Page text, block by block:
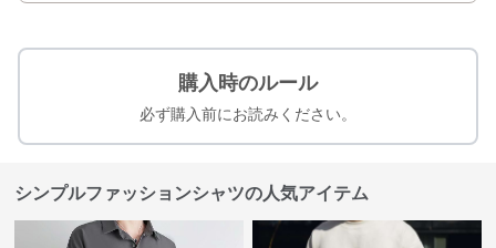
購入時のルール
必ず購入前にお読みください。
シンプルファッションシャツの人気アイテム